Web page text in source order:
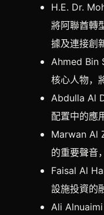
H.E. Dr.
將阿聯酋轉
據及連接創
Ahmed Bin
核心人物，
Abdulla Al
配置中的應
Marwan Al
的重要聲音
Faisal Al
設施投資的
Ali